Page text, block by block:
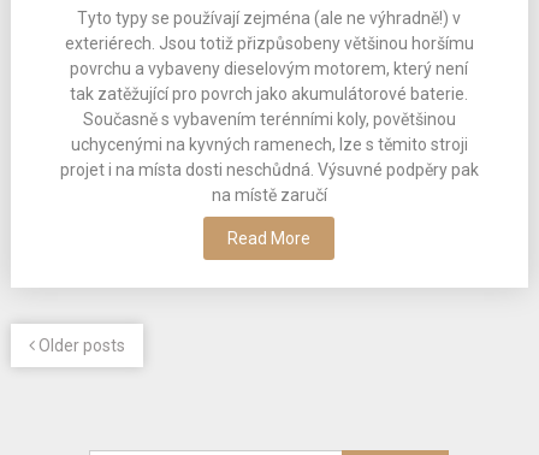
Tyto typy se používají zejména (ale ne výhradně!) v
exteriérech. Jsou totiž přizpůsobeny většinou horšímu
povrchu a vybaveny dieselovým motorem, který není
tak zatěžující pro povrch jako akumulátorové baterie.
Současně s vybavením terénními koly, povětšinou
uchycenými na kyvných ramenech, lze s těmito stroji
projet i na místa dosti neschůdná. Výsuvné podpěry pak
na místě zaručí
Read More
Older posts